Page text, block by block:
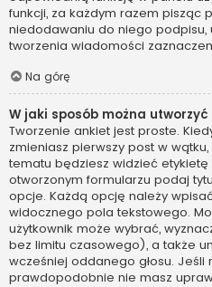
funkcji, za każdym razem pisząc
niedodawaniu do niego podpisu,
tworzenia wiadomości
Na górę
W jaki sposób można
Tworzenie ankiet jest proste.
zmieniasz pierwszy post w
tematu będziesz widzieć etykietę
otworzonym formularzu podaj
opcje. Każdą opcję należy
widocznego pola tekstowego.
użytkownik może wybrać,
bez limitu czasowego), a także
wcześniej oddanego głosu. Jeśli
prawdopodobnie nie masz